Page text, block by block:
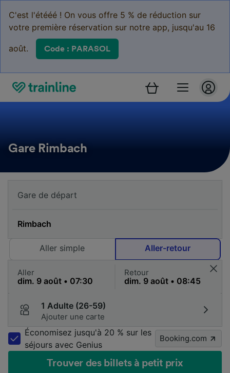
C'est l'étééé ! On vous offre 5 % de réduction sur
votre première réservation sur notre app, jusqu'au 16
août. Code : PARASOL
Gare Rimbach
Aller simple Aller-retour
Aller Retour
1 Adulte (26-59)
Ajouter une carte
Économisez jusqu'à 20 % sur les
séjours avec Genius
Booking.com
Trouver des billets à petit prix